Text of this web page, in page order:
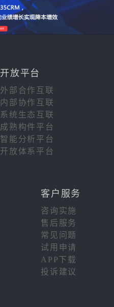
开放平台
外部合作互联
内部协作互联
系统生态互联
成熟构件平台
智能分析平台
开放体系平台
客户服务
咨询实施
售后服务
常见问题
试用申请
APP下载
投诉建议